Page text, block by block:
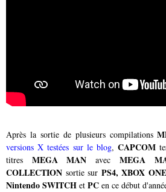
Après la sortie de plusieurs compilations
versions X testées sur le blog, CAPCOM
titres MEGA MAN avec MEGA
COLLECTION sortie sur PS4, XBOX ONE
Nintendo SWITCH et PC en ce début